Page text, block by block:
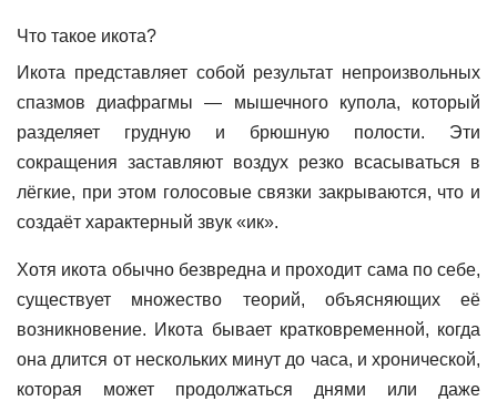
Что такое икота?
Икота представляет собой результат непроизвольных
спазмов диафрагмы — мышечного купола, который
разделяет грудную и брюшную полости. Эти
сокращения заставляют воздух резко всасываться в
лёгкие, при этом голосовые связки закрываются, что и
создаёт характерный звук «ик».
Хотя икота обычно безвредна и проходит сама по себе,
существует множество теорий, объясняющих её
возникновение. Икота бывает кратковременной, когда
она длится от нескольких минут до часа, и хронической,
которая может продолжаться днями или даже